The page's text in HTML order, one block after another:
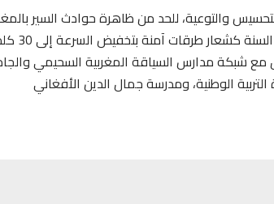
والتوعية، للحد من ظاهرة حوادث السير
مع شبكة مدارس السياقة المغربية السحيمي
التربية الوطنية، ومدرسة جمال الدين الأفغاني